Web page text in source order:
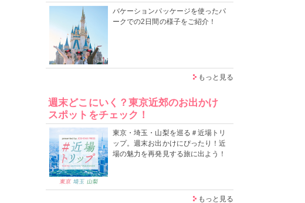
バケーションパッケージを使ったパ
ークでの2日間の様子をご紹介！
もっと見る
週末どこにいく？東京近郊のお出かけ
スポットをチェック！
東京・埼玉・山梨を巡る＃近場トリ
ップ。週末お出かけにぴったり！近
場の魅力を再発見する旅に出よう！
もっと見る